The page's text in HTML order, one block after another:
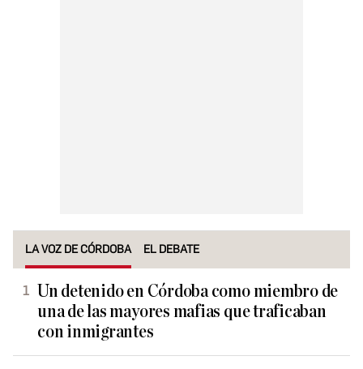
LA VOZ DE CÓRDOBA EL DEBATE
Un detenido en Córdoba como miembro de
una de las mayores mafias que traficaban
con inmigrantes